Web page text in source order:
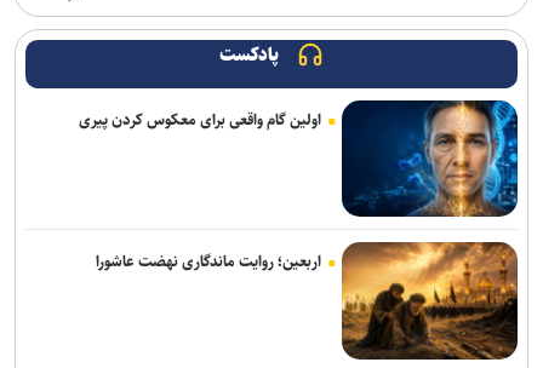
۳ سانحه مرگبار طی یک هفته در بزرگراه‌های تهران؛ هشدار دوباره به
رشد ۴۲ درصدی سازش در شورای حل اختلاف استان تهران
ترافیک سنگین در جاده چالوس/ جاده‌های شمالی بدون مداخلات جوی و
سایر محورها روان است
۷کشته و مصدوم در تصادف مرگبار پژو پارس و ساینا در اصفهان
روایت کولیوند از خدمات هلال احمر در اربعین حسینی
جزئیات ثبت ادعا، تهیه نقشه UTM و ارائه مادر سند اعلام شد
پادکست
اولین گام واقعی برای معکوس کردن پیری
اربعین؛ روایت ماندگاری نهضت عاشورا